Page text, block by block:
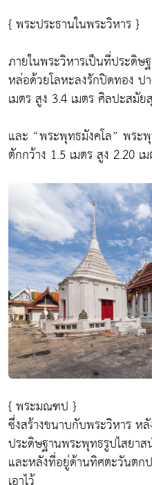
{ พระประธานในพระวิหาร }
ภายในพระวิหารเป็นที่ประดิ
หล่อด้วยโลหะลงรักปิดทอง ป
เมตร สูง 3.4 เมตร ศิลปะสมั
และ “พระพุทธมังคโล” พระ
ตักกว้าง 1.5 เมตร สูง 2.20 เ
{ พระมณฑป }
ซึ่งสร้างขนาบกับพระวิหาร ห
ประดิษฐานพระพุทธรูปไสยาส
และหลังที่อยู่ด้านทิศตะวันตก